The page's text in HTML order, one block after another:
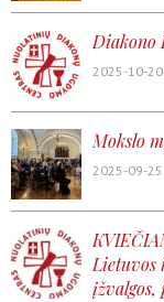
Diakono
2025-10-20
Mokslo
2025-09-25
Lietuvos
įžvalgos,